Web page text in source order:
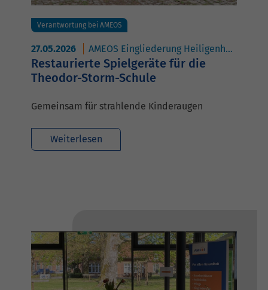
Verantwortung bei AMEOS
27.05.2026 AMEOS Eingliederung Heiligenhafen
Restaurierte Spielgeräte für die
Theodor-Storm-Schule
Gemeinsam für strahlende Kinderaugen
Weiterlesen